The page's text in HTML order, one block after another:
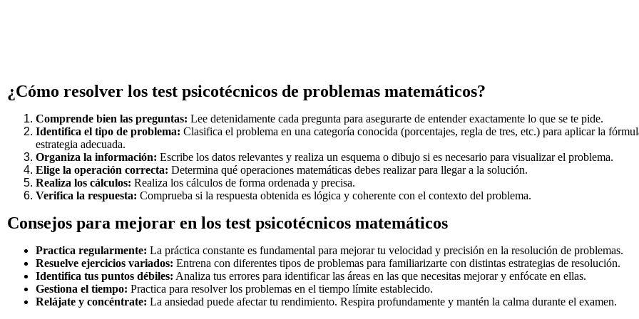
¿Cómo resolver los test psicotécnicos de problemas matemáticos?
Comprende bien las preguntas: Lee detenidamente cada pregunta para asegurarte de entender exactamente lo que se te pide.
Identifica el tipo de problema: Clasifica el problema en una categoría conocida (porcentajes, regla de tres, etc.) para aplicar la
estrategia adecuada.
Organiza la información: Escribe los datos relevantes y realiza un esquema o dibujo si es necesario para visualizar el problema.
Elige la operación correcta: Determina qué operaciones matemáticas debes realizar para llegar a la solución.
Realiza los cálculos: Realiza los cálculos de forma ordenada y precisa.
Verifica la respuesta: Comprueba si la respuesta obtenida es lógica y coherente con el contexto del problema.
Consejos para mejorar en los test psicotécnicos matemáticos
Practica regularmente: La práctica constante es fundamental para mejorar tu velocidad y precisión en la resolución de problemas.
Resuelve ejercicios variados: Entrena con diferentes tipos de problemas para familiarizarte con distintas estrategias de resolución.
Identifica tus puntos débiles: Analiza tus errores para identificar las áreas en las que necesitas mejorar y enfócate en ellas.
Gestiona el tiempo: Practica para resolver los problemas en el tiempo límite establecido.
Relájate y concéntrate: La ansiedad puede afectar tu rendimiento. Respira profundamente y mantén la calma durante el examen.